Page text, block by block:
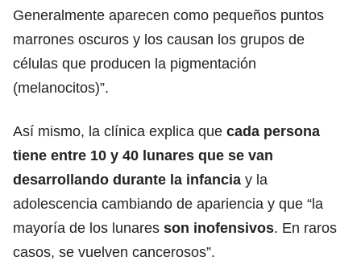
Generalmente aparecen como pequeños puntos
marrones oscuros y los causan los grupos de
células que producen la pigmentación
(melanocitos)”.
Así mismo, la clínica explica que cada persona
tiene entre 10 y 40 lunares que se van
desarrollando durante la infancia y la
adolescencia cambiando de apariencia y que “la
mayoría de los lunares son inofensivos. En raros
casos, se vuelven cancerosos”.